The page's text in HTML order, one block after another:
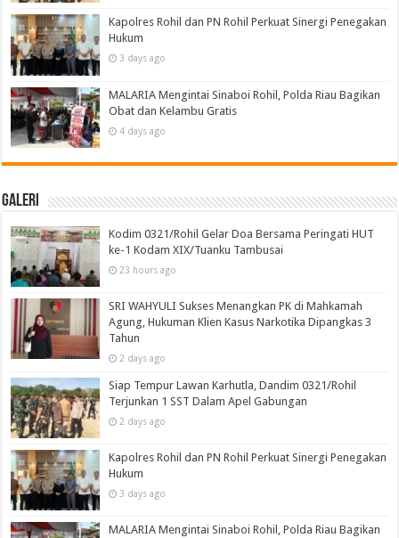
Kapolres Rohil dan PN Rohil Perkuat Sinergi Penegakan
Hukum
3 days ago
MALARIA Mengintai Sinaboi Rohil, Polda Riau Bagikan
Obat dan Kelambu Gratis
4 days ago
Galeri
Kodim 0321/Rohil Gelar Doa Bersama Peringati HUT
ke-1 Kodam XIX/Tuanku Tambusai
23 hours ago
SRI WAHYULI Sukses Menangkan PK di Mahkamah
Agung, Hukuman Klien Kasus Narkotika Dipangkas 3
Tahun
2 days ago
Siap Tempur Lawan Karhutla, Dandim 0321/Rohil
Terjunkan 1 SST Dalam Apel Gabungan
2 days ago
Kapolres Rohil dan PN Rohil Perkuat Sinergi Penegakan
Hukum
3 days ago
MALARIA Mengintai Sinaboi Rohil, Polda Riau Bagikan